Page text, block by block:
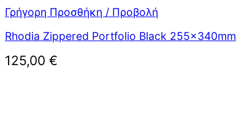
Γρήγορη Προσθήκη / Προβολή
Rhodia Zippered Portfolio Black 255x340mm
125,00 €